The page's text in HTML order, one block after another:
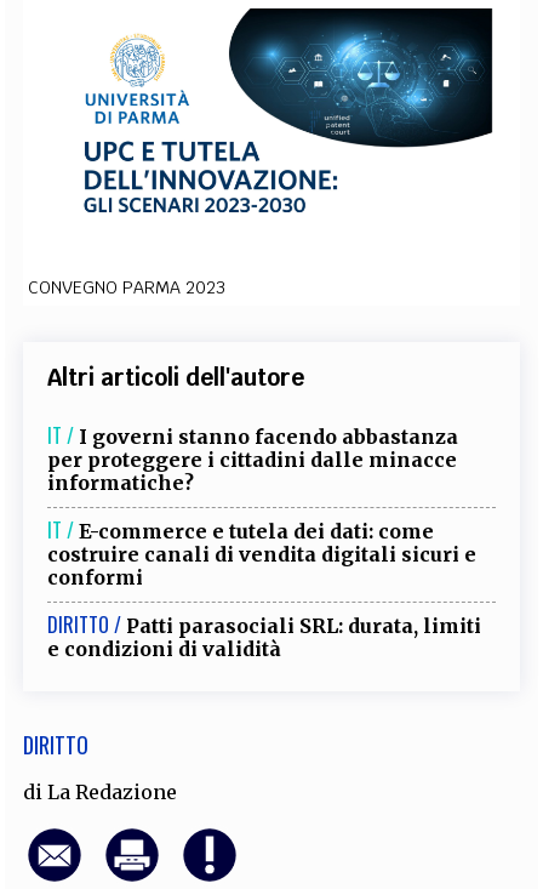
TEAM
FILODIRITTO REDAZIONE COMITATO SCIENTIFICO AUTORI CURATORI
FOTOGRAFI
PARTNER COLLABORA CON NOI
EXTRA
CODICI RUBRICHE LIBRI PROCEEDINGS
CONVEGNO PARMA 2023
Altri articoli dell'autore
IT / I governi stanno facendo abbastanza
per proteggere i cittadini dalle minacce
informatiche?
IT / E-commerce e tutela dei dati: come
costruire canali di vendita digitali sicuri e
conformi
DIRITTO / Patti parasociali SRL: durata, limiti
e condizioni di validità
DIRITTO
diLa Redazione